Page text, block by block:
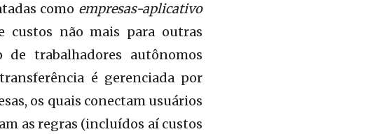
como empresas-aplicativo
custos não mais para outras
trabalhadores autônomos
é gerenciada por
os quais conectam usuários
as regras (incluídos aí custos